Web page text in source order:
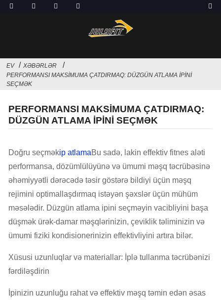
EV
XƏBƏRLƏR
PERFORMANSI MAKSIMUMA ÇATDIRMAQ: DÜZGÜN ATLAMA IPINI
SEÇMƏK
PERFORMANSI MAKSIMUMA ÇATDIRMAQ:
DÜZGÜN ATLAMA IPINI SEÇMƏK
Doğru seçməkip atlamaBu sadə, lakin effektiv fitnes aləti
performansa, dözümlülüyünə və ümumi məşq təcrübəsinə
əhəmiyyətli dərəcədə təsir göstərə bildiyi üçün məşq
rejimini optimallaşdırmaq istəyən şəxslər üçün mühüm
məsələdir. Düzgün atlama ipini seçməyin vacibliyini başa
düşmək ürək-damar məşqlərinizin, çeviklik təliminizin və
ümumi fiziki kondisionerinizin effektivliyini artıra bilər.
Xüsusi uzunluqlar və materiallar: İplə tullanma təcrübənizi
fərdiləşdirin
İpinizin uzunluğu rahat və effektiv məşq təmin edən əsas